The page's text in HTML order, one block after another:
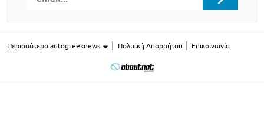
Περισσότερο autogreeknews Πολιτική Απορρήτου Επικοινωνία